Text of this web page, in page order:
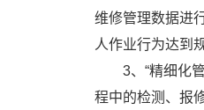
维修管理数据进
人作业行为达到
3、“精细化
程中的检测、报